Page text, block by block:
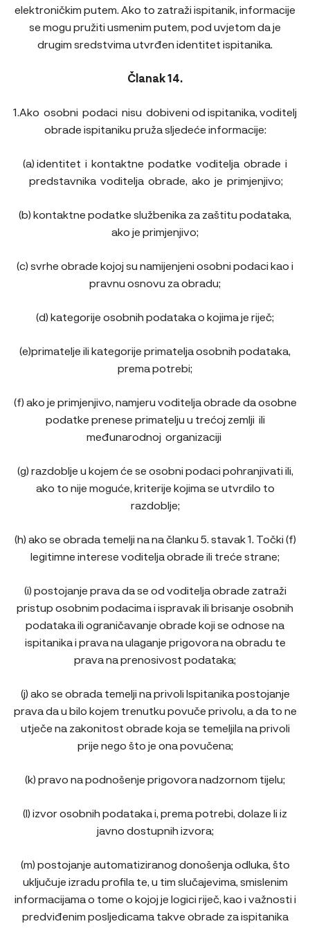
elektroničkim putem. Ako to zatraži ispitanik, informacije
se mogu pružiti usmenim putem, pod uvjetom da je
drugim sredstvima utvrđen identitet ispitanika.
Članak 14.
1.Ako osobni podaci nisu dobiveni od ispitanika, voditelj
obrade ispitaniku pruža sljedeće informacije:
(a) identitet i kontaktne podatke voditelja obrade i
predstavnika voditelja obrade, ako je primjenjivo;
(b) kontaktne podatke službenika za zaštitu podataka,
ako je primjenjivo;
(c) svrhe obrade kojoj su namijenjeni osobni podaci kao i
pravnu osnovu za obradu;
(d) kategorije osobnih podataka o kojima je riječ;
(e)primatelje ili kategorije primatelja osobnih podataka,
prema potrebi;
(f) ako je primjenjivo, namjeru voditelja obrade da osobne
podatke prenese primatelju u trećoj zemlji ili
međunarodnoj organizaciji
(g) razdoblje u kojem će se osobni podaci pohranjivati ili,
ako to nije moguće, kriterije kojima se utvrdilo to
razdoblje;
(h) ako se obrada temelji na na članku 5. stavak 1. Točki (f)
legitimne interese voditelja obrade ili treće strane;
(i) postojanje prava da se od voditelja obrade zatraži
pristup osobnim podacima i ispravak ili brisanje osobnih
podataka ili ograničavanje obrade koji se odnose na
ispitanika i prava na ulaganje prigovora na obradu te
prava na prenosivost podataka;
(j) ako se obrada temelji na privoli Ispitanika postojanje
prava da u bilo kojem trenutku povuče privolu, a da to ne
utječe na zakonitost obrade koja se temeljila na privoli
prije nego što je ona povučena;
(k) pravo na podnošenje prigovora nadzornom tijelu;
(l) izvor osobnih podataka i, prema potrebi, dolaze li iz
javno dostupnih izvora;
(m) postojanje automatiziranog donošenja odluka, što
uključuje izradu profila te, u tim slučajevima, smislenim
informacijama o tome o kojoj je logici riječ, kao i važnosti i
predviđenim posljedicama takve obrade za ispitanika